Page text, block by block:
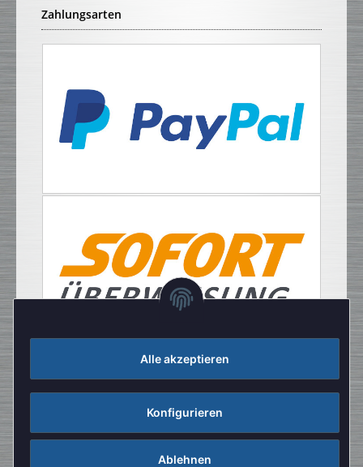
Alle akzeptieren
Konfigurieren
Ablehnen
Zahlungsarten